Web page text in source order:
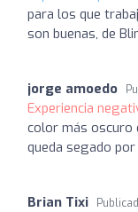
para los que
son buenas, de
jorge amoedo
Experiencia
color más oscuro
queda segado
Brian Tixi